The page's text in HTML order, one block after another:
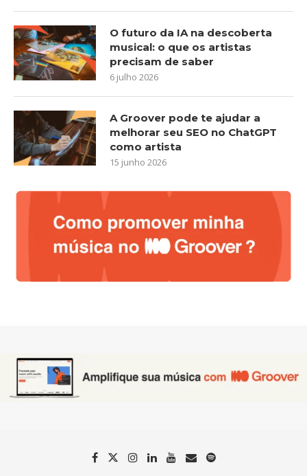
O futuro da IA na descoberta
musical: o que os artistas
precisam de saber
6 julho 2026
A Groover pode te ajudar a
melhorar seu SEO no ChatGPT
como artista
15 junho 2026